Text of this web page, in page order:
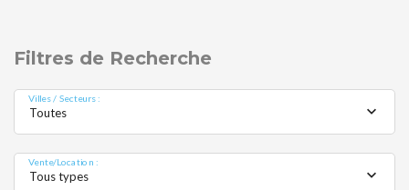
Filtres de Recherche
Villes / Secteurs :
Toutes
Vente/Location :
Tous types